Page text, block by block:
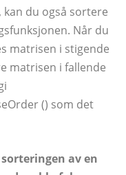
du også sortere
Når du
matrisen i stigende
matrisen i fallende
() som det
av en